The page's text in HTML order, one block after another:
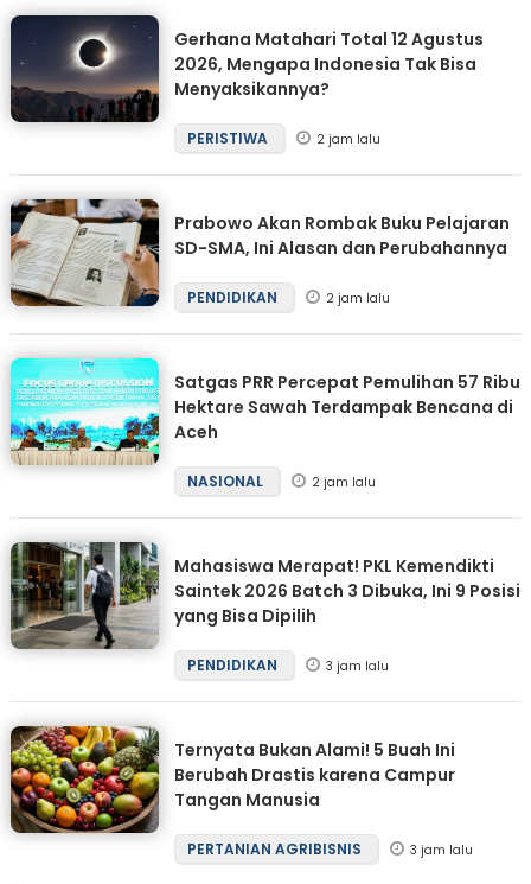
Gerhana Matahari Total 12 Agustus
2026, Mengapa Indonesia Tak Bisa
Menyaksikannya?
PERISTIWA 2 jam lalu
Prabowo Akan Rombak Buku Pelajaran
SD-SMA, Ini Alasan dan Perubahannya
PENDIDIKAN 2 jam lalu
Satgas PRR Percepat Pemulihan 57 Ribu
Hektare Sawah Terdampak Bencana di
Aceh
NASIONAL 2 jam lalu
Mahasiswa Merapat! PKL Kemendikti
Saintek 2026 Batch 3 Dibuka, Ini 9 Posisi
yang Bisa Dipilih
PENDIDIKAN 3 jam lalu
Ternyata Bukan Alami! 5 Buah Ini
Berubah Drastis karena Campur
Tangan Manusia
PERTANIAN AGRIBISNIS 3 jam lalu